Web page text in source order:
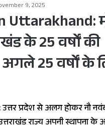
9, 2025
Uttarakhand:
के 25 वर्षों की
25 वर्षों के
प्रदेश से अलग होकर नौ
राज्य अपनी स्थापना